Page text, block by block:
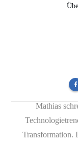
Mathias
Transformation.